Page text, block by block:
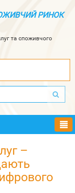
РИНОК
та споживчого
–